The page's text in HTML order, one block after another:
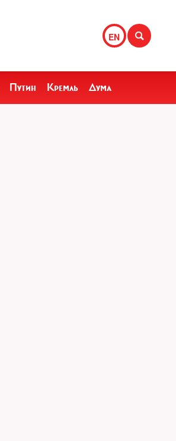
EN
Путин Кремль Дума